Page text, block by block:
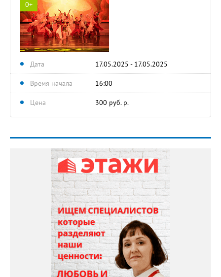
0+
Дата 17.05.2025 - 17.05.2025
Время начала 16:00
Цена 300 руб. р.